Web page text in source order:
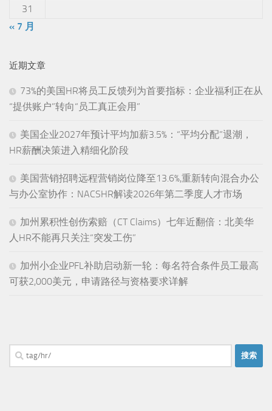
31
« 7 月
近期文章
73%的美国HR将员工反馈列为首要指标：企业福利正在从
“提供账户”转向“员工真正会用”
美国企业2027年预计平均加薪3.5%：“平均分配”退潮，
HR薪酬决策进入精细化阶段
美国营销招聘远程营销岗位降至13.6%,重新转向混合办公
与办公室协作：NACSHR解读2026年第二季度人才市场
加州累积性创伤索赔（CT Claims）七年近翻倍：北美华
人HR不能再只关注“突发工伤”
加州小企业PFL补助启动新一轮：每名符合条件员工最高
可获2,000美元，申请路径与资格要求详解
搜
索：